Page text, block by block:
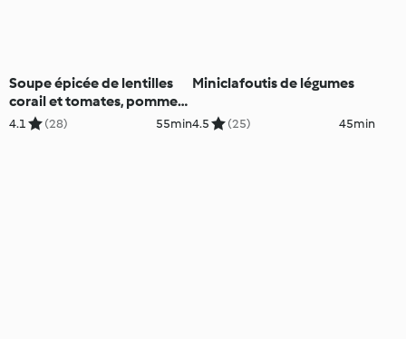
Soupe épicée de lentilles
corail et tomates, pommes
de terre farcies
4.1 (28) 55min
Miniclafoutis de légumes
4.5 (25) 45min